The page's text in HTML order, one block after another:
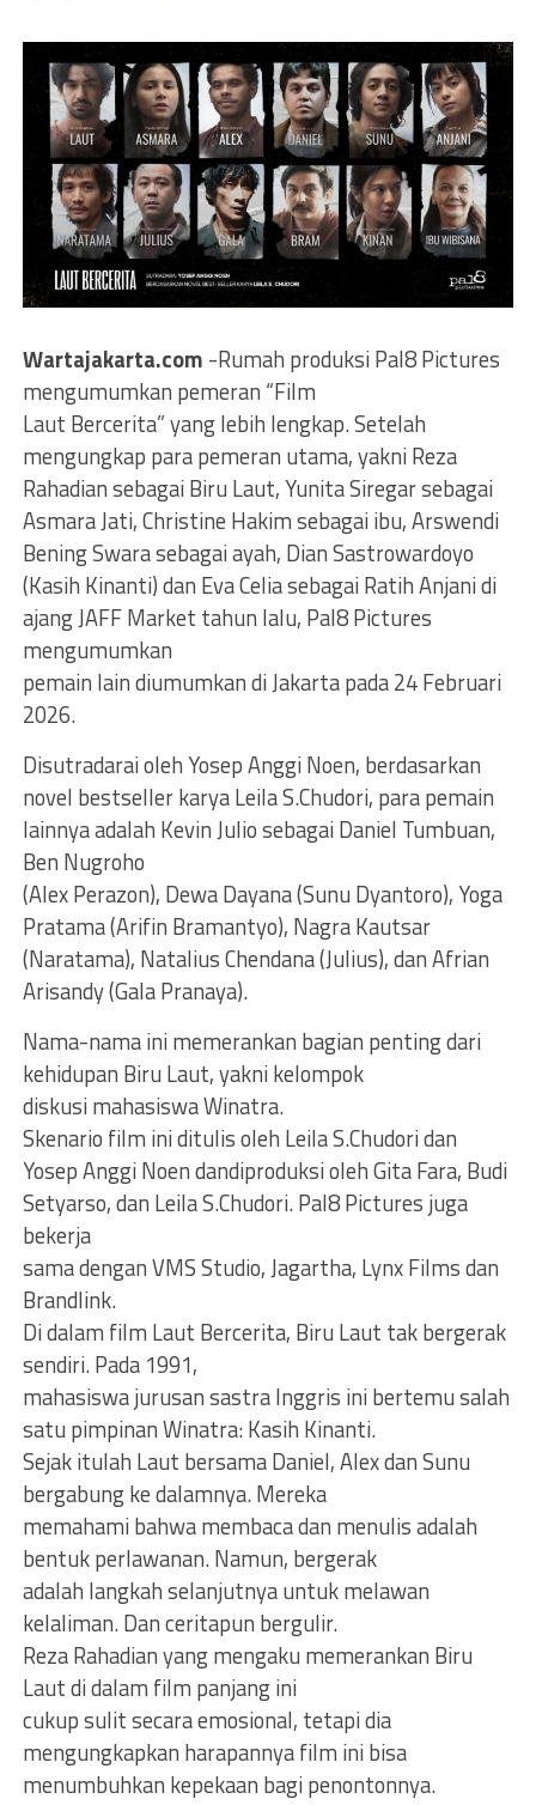
Wartajakarta.com -Rumah produksi Pal8 Pictures
mengumumkan pemeran “Film
Laut Bercerita” yang lebih lengkap. Setelah
mengungkap para pemeran utama, yakni Reza
Rahadian sebagai Biru Laut, Yunita Siregar sebagai
Asmara Jati, Christine Hakim sebagai ibu, Arswendi
Bening Swara sebagai ayah, Dian Sastrowardoyo
(Kasih Kinanti) dan Eva Celia sebagai Ratih Anjani di
ajang JAFF Market tahun lalu, Pal8 Pictures
mengumumkan
pemain lain diumumkan di Jakarta pada 24 Februari
2026.
Disutradarai oleh Yosep Anggi Noen, berdasarkan
novel bestseller karya Leila S.Chudori, para pemain
lainnya adalah Kevin Julio sebagai Daniel Tumbuan,
Ben Nugroho
(Alex Perazon), Dewa Dayana (Sunu Dyantoro), Yoga
Pratama (Arifin Bramantyo), Nagra Kautsar
(Naratama), Natalius Chendana (Julius), dan Afrian
Arisandy (Gala Pranaya).
Nama-nama ini memerankan bagian penting dari
kehidupan Biru Laut, yakni kelompok
diskusi mahasiswa Winatra.
Skenario film ini ditulis oleh Leila S.Chudori dan
Yosep Anggi Noen dandiproduksi oleh Gita Fara, Budi
Setyarso, dan Leila S.Chudori. Pal8 Pictures juga
bekerja
sama dengan VMS Studio, Jagartha, Lynx Films dan
Brandlink.
Di dalam film Laut Bercerita, Biru Laut tak bergerak
sendiri. Pada 1991,
mahasiswa jurusan sastra Inggris ini bertemu salah
satu pimpinan Winatra: Kasih Kinanti.
Sejak itulah Laut bersama Daniel, Alex dan Sunu
bergabung ke dalamnya. Mereka
memahami bahwa membaca dan menulis adalah
bentuk perlawanan. Namun, bergerak
adalah langkah selanjutnya untuk melawan
kelaliman. Dan ceritapun bergulir.
Reza Rahadian yang mengaku memerankan Biru
Laut di dalam film panjang ini
cukup sulit secara emosional, tetapi dia
mengungkapkan harapannya film ini bisa
menumbuhkan kepekaan bagi penontonnya.